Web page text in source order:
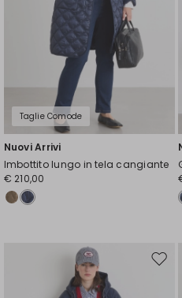
Taglie Comode
Nuovi Arrivi
Imbottito lungo in tela cangiante
€ 210,00
Sposta